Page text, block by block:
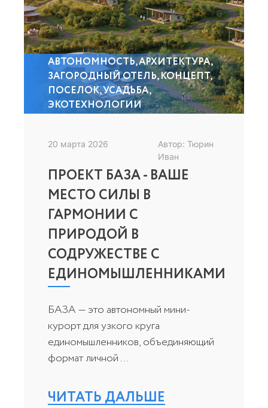
АВТОНОМНОСТЬ,АРХИТЕКТУРА,
ЗАГОРОДНЫЙ ОТЕЛЬ,КОНЦЕПТ,
ПОСЕЛОК,УСАДЬБА,
ЭКОТЕХНОЛОГИИ
20 марта 2026
Автор: Тюрин
Иван
ПРОЕКТ БАЗА - ВАШЕ
МЕСТО СИЛЫ В
ГАРМОНИИ С
ПРИРОДОЙ В
СОДРУЖЕСТВЕ С
ЕДИНОМЫШЛЕННИКАМИ
БАЗА — это автономный мини-
курорт для узкого круга
единомышленников, объединяющий
формат личной ...
ЧИТАТЬ ДАЛЬШЕ